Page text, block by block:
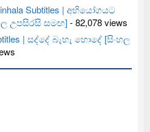
Subtitles | අභියෝගයට
උපසිරසි සමඟ]- 82,078 views
| සද්දේ බැහැ හොදේ [සිංහල